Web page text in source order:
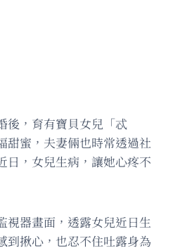
後，育有寶貝女兒「忒
甜蜜，夫妻倆也時常透過社
日，女兒生病，讓她心疼不
視器畫面，透露女兒近日生
到揪心，也忍不住吐露身為